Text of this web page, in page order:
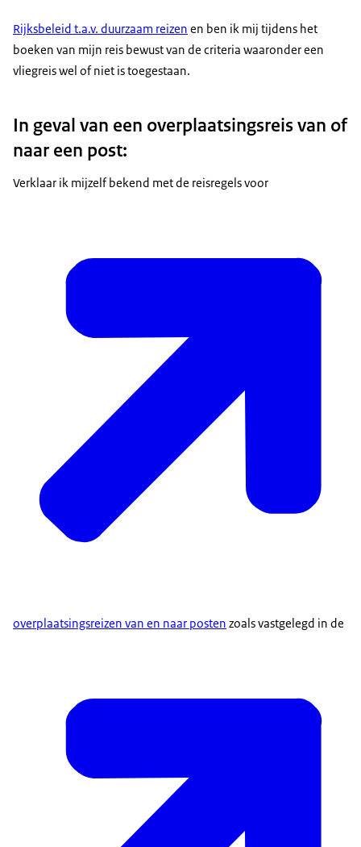
Rijksbeleid t.a.v. duurzaam reizen en ben ik mij tijdens het
boeken van mijn reis bewust van de criteria waaronder een
vliegreis wel of niet is toegestaan.
In geval van een overplaatsingsreis van of
naar een post:
Verklaar ik mijzelf bekend met de reisregels voor
overplaatsingsreizen van en naar posten zoals vastgelegd in de